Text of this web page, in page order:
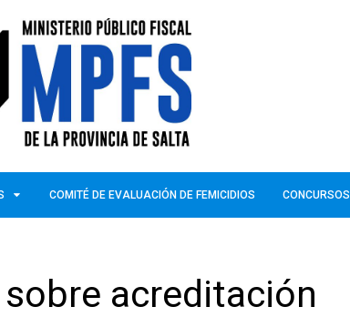
COMITÉ DE EVALUACIÓN DE FEMICIDIOS CONCURSOS
acreditación